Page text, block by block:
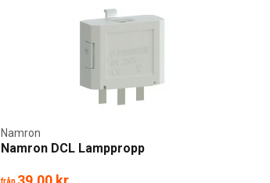
Namron DCL Lamppropp
Namron
från